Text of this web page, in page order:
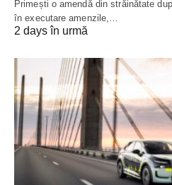
Primești o amendă din străinătate
în executare amenzile,…
2 days în urmă